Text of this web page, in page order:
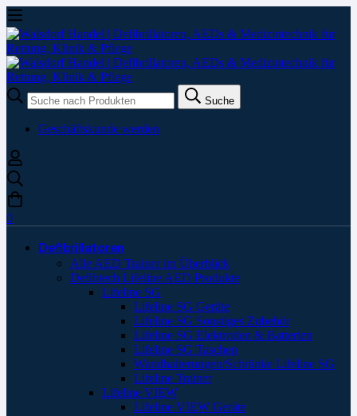
Suche
nach:
Suche
Geschäftskunde werden
0
Defibrillatoren
Alle AED Trainer im Überblick
Defibtech Lifeline AED Produkte
Lifeline SG
Lifeline SG Geräte
Lifeline SG Sonstiges Zubehör
Lifeline SG Elektroden & Batterien
Lifeline SG Taschen
Wandhalterungen/Schränke Lifeline SG
Lifeline Trainer
Lifeline VIEW
Lifeline VIEW Geräte